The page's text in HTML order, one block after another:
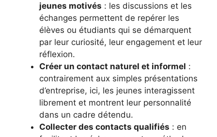
jeunes motivés : les discussions et les
échanges permettent de repérer les
élèves ou étudiants qui se démarquent
par leur curiosité, leur engagement et leur
réflexion.
Créer un contact naturel et informel :
contrairement aux simples présentations
d’entreprise, ici, les jeunes interagissent
librement et montrent leur personnalité
dans un cadre détendu.
Collecter des contacts qualifiés : en